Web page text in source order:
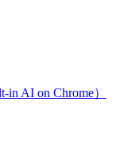
AI on Chrome）